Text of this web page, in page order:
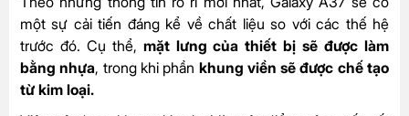
một sự cải tiến đáng kể về chất liệu so với các thế hệ
trước đó. Cụ thể, mặt lưng của thiết bị sẽ được làm
bằng nhựa, trong khi phần khung viền sẽ được chế tạo
từ kim loại.